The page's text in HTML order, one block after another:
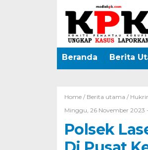
Beranda Berita
Home / Berita utama /
Minggu, 26 November 2023 -
Polsek